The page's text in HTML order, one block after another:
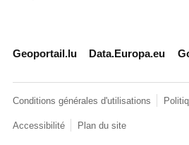
Geoportail.lu Data.Europa.eu
Conditions générales d'utilisations
Accessibilité Plan du site